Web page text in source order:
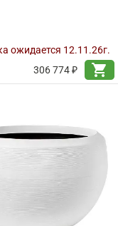
ожидается 12.11.26г.
306 774 ₽
shopping_cart